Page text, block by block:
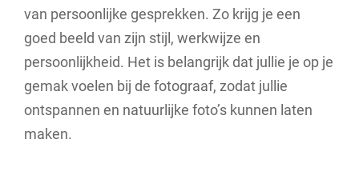
van persoonlijke gesprekken. Zo krijg je een
goed beeld van zijn stijl, werkwijze en
persoonlijkheid. Het is belangrijk dat jullie je op je
gemak voelen bij de fotograaf, zodat jullie
ontspannen en natuurlijke foto’s kunnen laten
maken.